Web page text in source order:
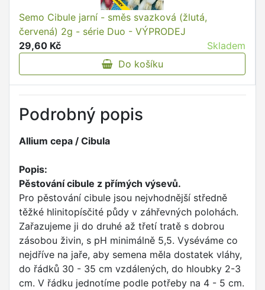
Semo Cibule jarní - směs svazková (žlutá,
červená) 2g - série Duo - VÝPRODEJ
29,60 Kč
Skladem
Do košíku
Podrobný popis
Allium cepa / Cibula
Popis:
Pěstování cibule z přímých výsevů.
Pro pěstování cibule jsou nejvhodnější středně
těžké hlinitopísčité půdy v záhřevných polohách.
Zařazujeme ji do druhé až třetí tratě s dobrou
zásobou živin, s pH minimálně 5,5. Vyséváme co
nejdříve na jaře, aby semena měla dostatek vláhy,
do řádků 30 - 35 cm vzdálených, do hloubky 2-3
cm. V řádku jednotíme podle potřeby na 4 - 5 cm.